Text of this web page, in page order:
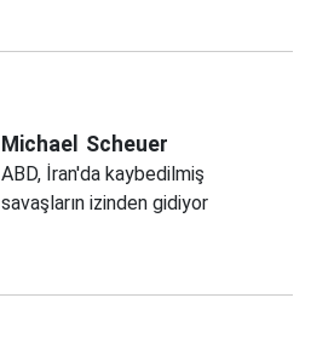
Michael Scheuer
ABD, İran'da kaybedilmiş
savaşların izinden gidiyor